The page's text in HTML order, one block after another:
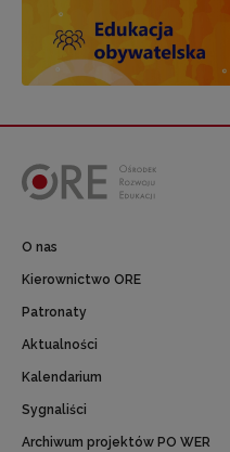
O nas
Kierownictwo ORE
Patronaty
Aktualności
Kalendarium
Sygnaliści
Archiwum projektów PO WER